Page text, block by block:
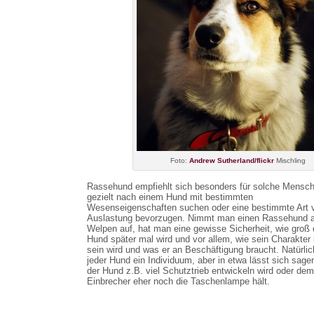
Foto: Andrew Sutherland/flickr Mischling
Rassehund empfiehlt sich besonders für solche
gezielt nach einem Hund mit bestimmten
Wesenseigenschaften suchen oder eine bestimmte Art
Auslastung bevorzugen. Nimmt man einen Rassehund
Welpen auf, hat man eine gewisse Sicherheit, wie groß
Hund später mal wird und vor allem, wie sein Charakter
sein wird und was er an Beschäftigung braucht.
jeder Hund ein Individuum, aber in etwa lässt sich
der Hund z.B. viel Schutztrieb entwickeln wird oder dem
Einbrecher eher noch die Taschenlampe hält.